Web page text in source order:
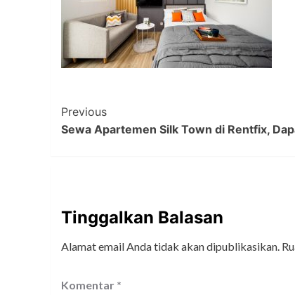
Post
Navigation
Previous
Sewa Apartemen Silk Town di Rentfix,
Tinggalkan Balasan
Alamat email Anda tidak akan dipublikasikan.
Komentar *